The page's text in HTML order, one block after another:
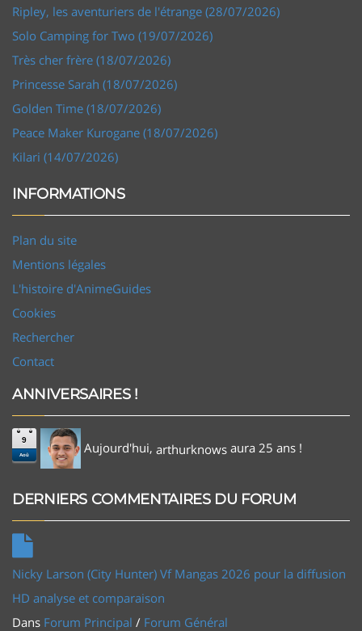
Ripley, les aventuriers de l'étrange (28/07/2026)
Solo Camping for Two (19/07/2026)
Très cher frère (18/07/2026)
Princesse Sarah (18/07/2026)
Golden Time (18/07/2026)
Peace Maker Kurogane (18/07/2026)
Kilari (14/07/2026)
INFORMATIONS
Plan du site
Mentions légales
L'histoire d'AnimeGuides
Cookies
Rechercher
Contact
ANNIVERSAIRES !
9
Aoû Aujourd'hui, arthurknows aura 25 ans !
DERNIERS COMMENTAIRES DU FORUM
Nicky Larson (City Hunter) Vf Mangas 2026 pour la diffusion
HD analyse et comparaison
Dans Forum Principal / Forum Général